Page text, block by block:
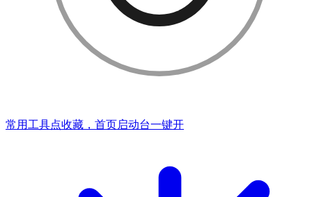
常用工具点收藏，首页启动台一键开